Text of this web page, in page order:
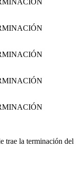
trae la terminación del